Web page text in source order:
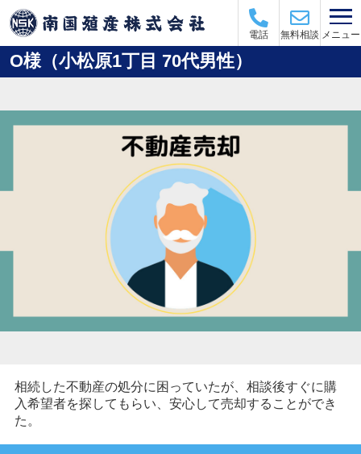
電話 無料相談 メニュー
O様（小松原1丁目 70代男性）
相続した不動産の処分に困っていたが、相談後すぐに購
入希望者を探してもらい、安心して売却することができ
た。